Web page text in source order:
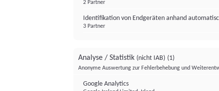
2 Partner
Identifikation von Endgeräten anhand
3 Partner
Analyse / Statistik (nicht IAB) (1)
Anonyme Auswertung zur Fehlerbehebung und
Google Analytics